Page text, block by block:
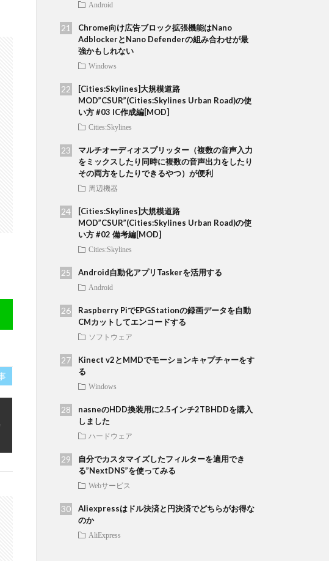
Android
Chrome向け広告ブロック拡張機能はNano
AdblockerとNano Defenderの組み合わせが最
強かもしれない
Windows
[Cities:Skylines]大規模道路
MOD”CSUR”(Cities:Skylines Urban Road)の使
い方 #03 IC作成編[MOD]
Cities:Skylines
マルチオーディオスプリッター（複数の音声入力
をミックスしたり同時に複数の音声出力をしたり
その両方をしたりできるやつ）が便利
周辺機器
[Cities:Skylines]大規模道路
MOD”CSUR”(Cities:Skylines Urban Road)の使
い方 #02 備考編[MOD]
Cities:Skylines
Android自動化アプリTaskerを活用する
Android
Raspberry PiでEPGStationの録画データを自動
CMカットしてエンコードする
ソフトウェア
Kinect v2とMMDでモーションキャプチャーをす
る
Windows
nasneのHDD換装用に2.5インチ2TBHDDを購入
しました
ハードウェア
自分でカスタマイズしたフィルターを適用でき
る”NextDNS”を使ってみる
Webサービス
Aliexpressはドル決済と円決済でどちらがお得な
のか
AliExpress